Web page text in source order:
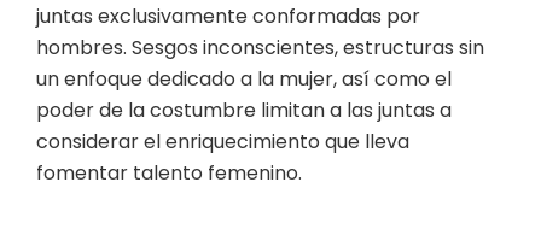
juntas exclusivamente conformadas por
hombres. Sesgos inconscientes, estructuras sin
un enfoque dedicado a la mujer, así como el
poder de la costumbre limitan a las juntas a
considerar el enriquecimiento que lleva
fomentar talento femenino.